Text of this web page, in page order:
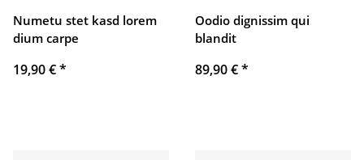
Numetu stet kasd lorem
dium carpe
19,90 €*
Oodio dignissim qui
blandit
89,90 €*